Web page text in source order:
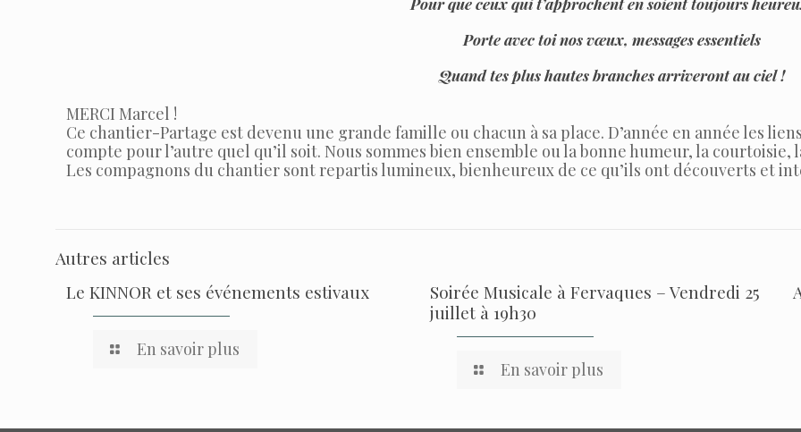
Porte avec toi nos vœux, messages essentiels
Quand tes plus hautes branches arriveront au ciel !
MERCI Marcel !
Ce chantier-Partage est devenu une grande famille ou chacun à sa place. D’année en année les
compte pour l’autre quel qu’il soit. Nous sommes bien ensemble ou la bonne humeur, la
Les compagnons du chantier sont repartis lumineux, bienheureux de ce qu’ils ont découverts et
Autres articles
Le KINNOR et ses événements estivaux
En savoir plus
Soirée Musicale à Fervaques – Vendredi 25
juillet à 19h30
En savoir plus